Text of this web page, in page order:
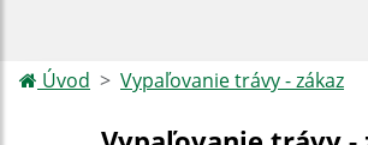
Úvod Vypaľovanie trávy - zákaz